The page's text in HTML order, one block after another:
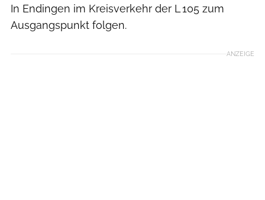
In Endingen im Kreisverkehr der L 105 zum
Ausgangspunkt folgen.
ANZEIGE